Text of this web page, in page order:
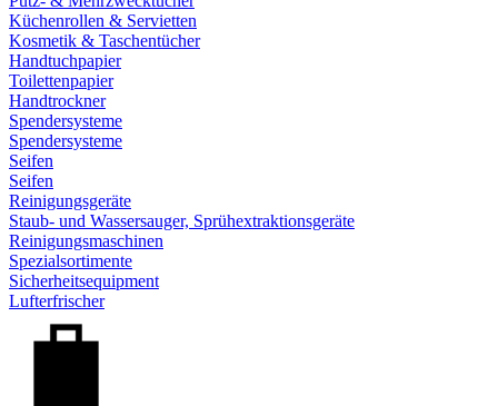
Küchenrollen & Servietten
Kosmetik & Taschentücher
Handtuchpapier
Toilettenpapier
Handtrockner
Spendersysteme
Spendersysteme
Seifen
Seifen
Reinigungsgeräte
Staub- und Wassersauger, Sprühextraktionsgeräte
Reinigungsmaschinen
Spezialsortimente
Sicherheitsequipment
Lufterfrischer